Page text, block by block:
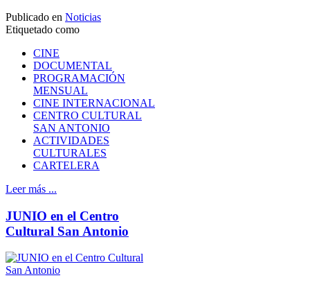
Publicado en Noticias
Etiquetado como
CINE
DOCUMENTAL
PROGRAMACIÓN
MENSUAL
CINE INTERNACIONAL
CENTRO CULTURAL
SAN ANTONIO
ACTIVIDADES
CULTURALES
CARTELERA
Leer más ...
JUNIO en el Centro
Cultural San Antonio